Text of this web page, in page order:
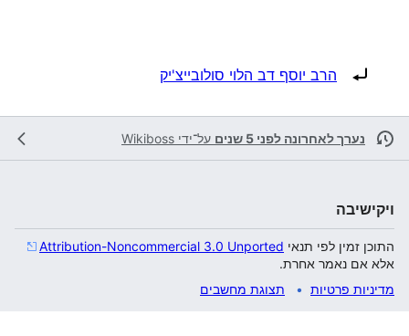
הפניה ל: הרב יוסף דב הלוי סולובייצ'יק
נערך לאחרונה לפני 5 שנים על־ידי Wikiboss
ויקישיבה
התוכן זמין לפי תנאי Attribution-Noncommercial 3.0 Unported
אלא אם נאמר אחרת.
מדיניות פרטיות
תצוגת מחשבים